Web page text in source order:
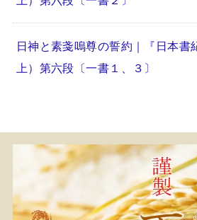
日神と素戔嗚尊の誓約｜『日本書
上）第六段〔一書１、３〕